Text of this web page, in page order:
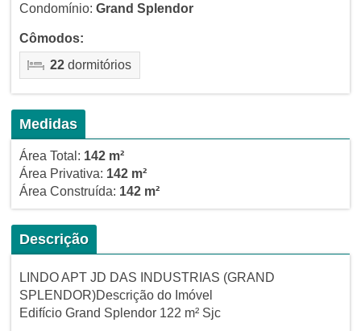
Condomínio: Grand Splendor
Cômodos:
22dormitórios
Medidas
Área Total: 142 m²
Área Privativa: 142 m²
Área Construída: 142 m²
Descrição
LINDO APT JD DAS INDUSTRIAS (GRAND
SPLENDOR)Descrição do Imóvel
Edifício Grand Splendor 122 m² Sjc